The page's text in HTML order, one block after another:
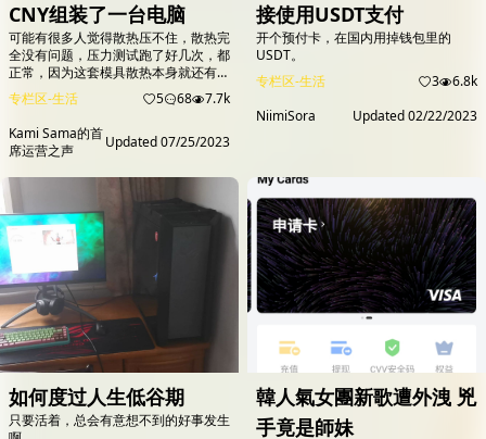
CNY组装了一台电脑
可能有很多人觉得散热压不住，散热完
全没有问题，压力测试跑了好几次，都
正常，因为这套模具散热本身就还有余
量。 机箱以后装机会用，所以没有浪
费。 BV1ia411q7ED...
专栏区-生活 5 68
7.7k
Kami Sama的首
席运营之声
Updated07/25/2023
接使用USDT支付
开个预付卡，在国内用掉钱包里的
USDT。
专栏区-生活
3
6.8k
NiimiSora
Updated02/22/2023
如何度过人生低谷期
只要活着，总会有意想不到的好事发生
韓人氣女團新歌遭外洩 兇
手竟是師妹